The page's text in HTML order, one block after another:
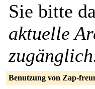
Sie bitte
aktuelle
Benutzung von Zap-